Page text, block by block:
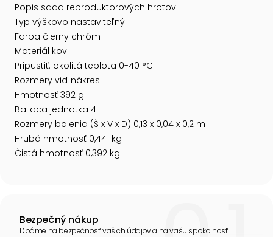
Popis sada reproduktorových hrotov
Typ výškovo nastaviteľný
Farba čierny chróm
Materiál kov
Pripustiť. okolitá teplota 0-40 °C
Rozmery viď nákres
Hmotnosť 392 g
Baliaca jednotka 4
Rozmery balenia (Š x V x D) 0,13 x 0,04 x 0,2 m
Hrubá hmotnosť 0,441 kg
Čistá hmotnosť 0,392 kg
Bezpečný nákup
Dbáme na bezpečnosť vašich údajov a na vašu spokojnosť.